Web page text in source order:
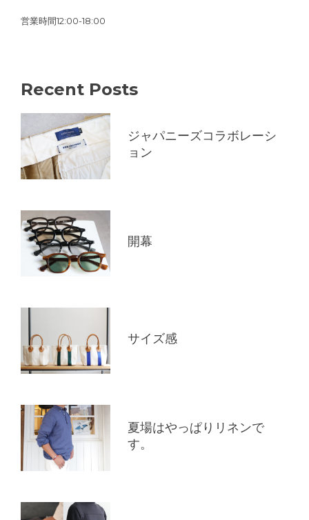
営業時間12:00-18:00
Recent Posts
ジャパニーズコラボレーシ
ョン
開幕
サイズ感
夏場はやっぱりリネンで
す。